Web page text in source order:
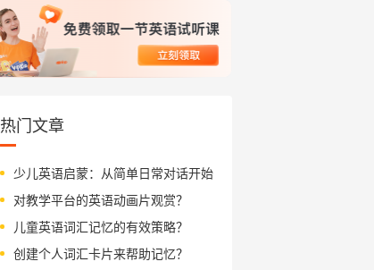
热门文章
少儿英语启蒙：从简单日常对话开始
对教学平台的英语动画片观赏？
儿童英语词汇记忆的有效策略？
创建个人词汇卡片来帮助记忆？